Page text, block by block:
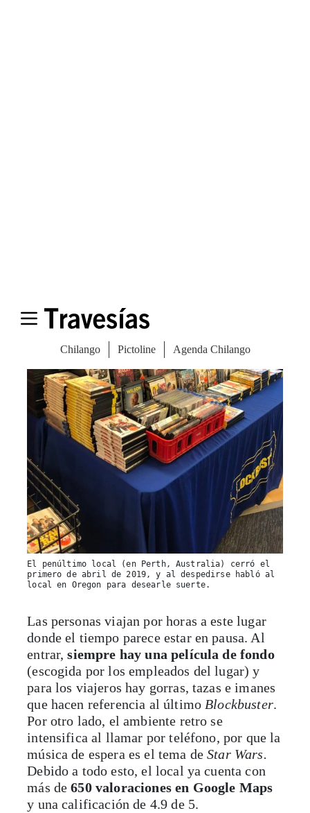
El penúltimo local (en Perth, Australia) cerró el
primero de abril de 2019, y al despedirse habló al
local en Oregon para desearle suerte.
Las personas viajan por horas a este lugar
donde el tiempo parece estar en pausa. Al
entrar,siempre hay una película de fondo
(escogida por los empleados del lugar) y
para los viajeros hay gorras, tazas e imanes
que hacen referencia al últimoBlockbuster.
Por otro lado, el ambiente retro se
intensifica al llamar por teléfono, por que la
música de espera es el tema deStar Wars.
Debido a todo esto, el local ya cuenta con
más de650 valoraciones en Google Maps
y una calificación de 4.9 de 5.